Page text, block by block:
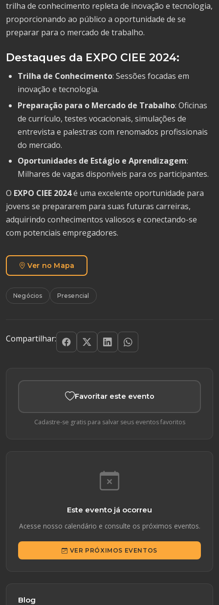
trilha de conhecimento repleta de inovação e tecnologia,
proporcionando ao público a oportunidade de se
preparar para o mercado de trabalho.
Destaques da EXPO CIEE 2024:
Trilha de Conhecimento: Sessões focadas em
inovação e tecnologia.
Preparação para o Mercado de Trabalho: Oficinas
de currículo, testes vocacionais, simulações de
entrevista e palestras com renomados profissionais
do mercado.
Oportunidades de Estágio e Aprendizagem:
Milhares de vagas disponíveis para os participantes.
O EXPO CIEE 2024é uma excelente oportunidade para
jovens se prepararem para suas futuras carreiras,
adquirindo conhecimentos valiosos e conectando-se
com potenciais empregadores.
Ver no Mapa
Negócios Presencial
Compartilhar:
Favoritar este evento
Cadastre-se gratis para salvar seus eventos favoritos
Este evento já ocorreu
Acesse nosso calendário e consulte os próximos eventos.
VER PRÓXIMOS EVENTOS
Blog